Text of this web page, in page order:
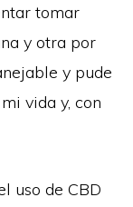
tomar
y otra por
y pude
vida y, con
uso de CBD